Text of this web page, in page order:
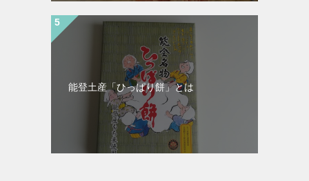
能登土産「ひっぱり餅」とは